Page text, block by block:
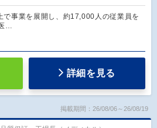
で事業を展開し、約17,000人の従業員を
…
詳細を見る
掲載期間：26/08/06～26/08/19